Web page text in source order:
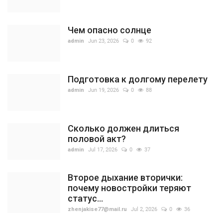
Чем опасно солнце
admin Jun 23, 2026 0 92
Подготовка к долгому перелету
admin Jun 19, 2026 0 88
Сколько должен длиться
половой акт?
admin Jul 17, 2026 0 37
Второе дыхание вторички:
почему новостройки теряют
статус...
zhenjakise77@mail.ru Jul 2, 2026 0 36